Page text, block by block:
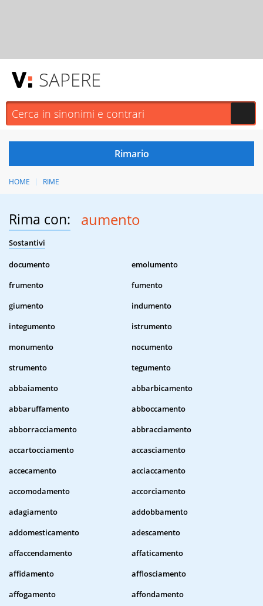
SAPERE
HOME RIME
Rima con: aumento
Sostantivi
documento
emolumento
frumento
fumento
giumento
indumento
integumento
istrumento
monumento
nocumento
strumento
tegumento
abbaiamento
abbarbicamento
abbaruffamento
abboccamento
abborracciamento
abbracciamento
accartocciamento
accasciamento
accecamento
acciaccamento
accomodamento
accorciamento
adagiamento
addobbamento
addomesticamento
adescamento
affaccendamento
affaticamento
affidamento
afflosciamento
affogamento
affondamento